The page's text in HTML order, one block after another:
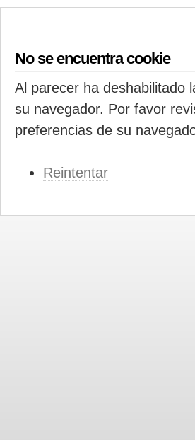
No se encuentra cookie
Al parecer ha deshabilitado
su navegador. Por favor
preferencias de su
Reintentar